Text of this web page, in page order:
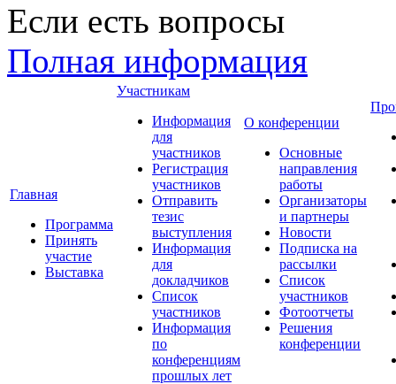
Если есть вопросы
Полная информация
Главная
Программа
Принять
участие
Выставка
Участникам
Информация
для
участников
Регистрация
участников
Отправить
тезис
выступления
Информация
для
докладчиков
Список
участников
Информация
по
конференциям
прошлых лет
О конференции
Основные
направления
работы
Организаторы
и партнеры
Новости
Подписка на
рассылки
Список
участников
Фотоотчеты
Решения
конференции